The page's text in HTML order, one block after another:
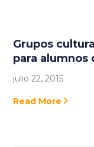
Grupos
para alumnos
julio 22, 2015
Read More